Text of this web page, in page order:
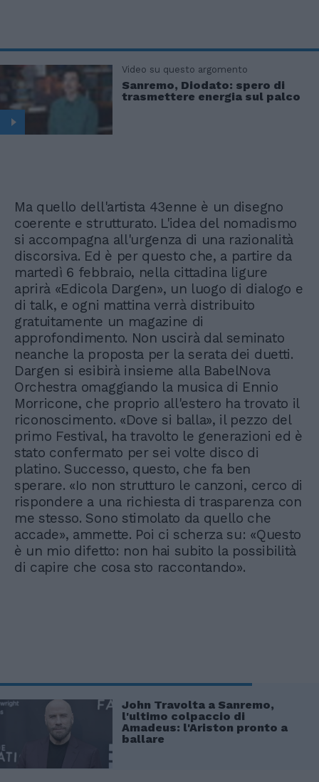
Video su questo argomento
Sanremo, Diodato: spero di
trasmettere energia sul palco
Ma quello dell'artista 43enne è un disegno
coerente e strutturato. L'idea del nomadismo
si accompagna all'urgenza di una razionalità
discorsiva. Ed è per questo che, a partire da
martedì 6 febbraio, nella cittadina ligure
aprirà «Edicola Dargen», un luogo di dialogo e
di talk, e ogni mattina verrà distribuito
gratuitamente un magazine di
approfondimento. Non uscirà dal seminato
neanche la proposta per la serata dei duetti.
Dargen si esibirà insieme alla BabelNova
Orchestra omaggiando la musica di Ennio
Morricone, che proprio all'estero ha trovato il
riconoscimento. «Dove si balla», il pezzo del
primo Festival, ha travolto le generazioni ed è
stato confermato per sei volte disco di
platino. Successo, questo, che fa ben
sperare. «Io non strutturo le canzoni, cerco di
rispondere a una richiesta di trasparenza con
me stesso. Sono stimolato da quello che
accade», ammette. Poi ci scherza su: «Questo
è un mio difetto: non hai subito la possibilità
di capire che cosa sto raccontando».
John Travolta a Sanremo,
l'ultimo colpaccio di
Amadeus: l'Ariston pronto a
ballare